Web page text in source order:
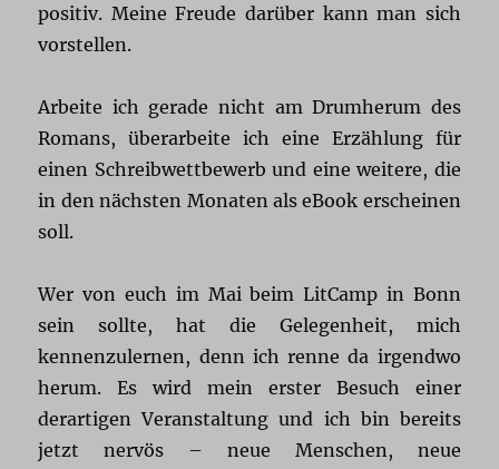
positiv. Meine Freude darüber kann man sich
vorstellen.
Arbeite ich gerade nicht am Drumherum des
Romans, überarbeite ich eine Erzählung für
einen Schreibwettbewerb und eine weitere, die
in den nächsten Monaten als eBook erscheinen
soll.
Wer von euch im Mai beim LitCamp in Bonn
sein sollte, hat die Gelegenheit, mich
kennenzulernen, denn ich renne da irgendwo
herum. Es wird mein erster Besuch einer
derartigen Veranstaltung und ich bin bereits
jetzt nervös – neue Menschen, neue